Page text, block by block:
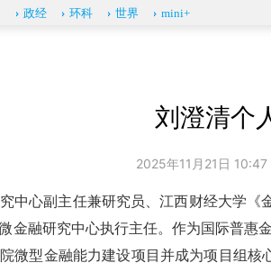
政经 环科 世界 mini+
刘澄清个
2025年11月21日 10:47
中心副主任兼研究员、江西财经大学
金融研究中心执行主任。作为国际普
微型金融能力建设项目并成为项目组